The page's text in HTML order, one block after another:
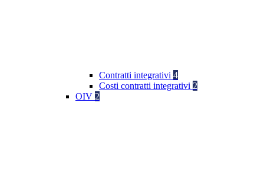
Contratti integrativi 4
Costi contratti integrativi 2
OIV 2